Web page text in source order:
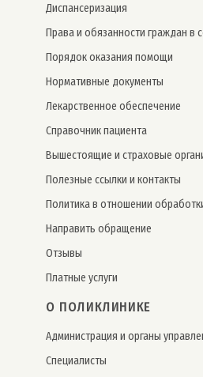
Дис­пансе­риза­ция
Права и обязанности граждан в
Порядок оказания помощи
Нормативные документы
Лекарственное обеспечение
Справочник пациента
Вышестоящие и страховые
Полезные ссылки и контакты
Политика в отношении
Направить обращение
Отзывы
Платные услуги
О ПОЛИКЛИНИКЕ
Администрация и органы
Специалисты